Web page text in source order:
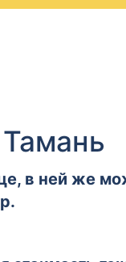
в ней же